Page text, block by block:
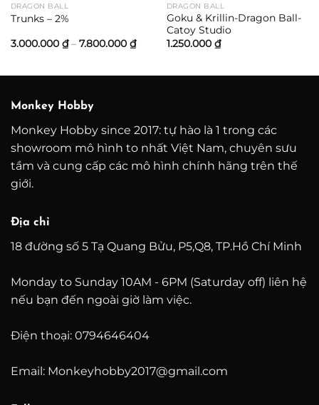
DRAGON BALL
Trunks – 2%
3.000.000 ₫ – 7.800.000 ₫Khoảng
giá:
DRAGON BALL
Goku & Krillin-Dragon Ball-
Catoy Studio
1.250.000 ₫
Monkey Hobby
Monkey Hobby since 2017: tự hào là 1 trong các
showroom mô hình to nhất Việt Nam, chuyên sưu
tầm và cung cấp các mô hình chính hãng trên thế
giới.
Địa chỉ
18 đường số 5 Tạ Quang Bửu, P5,Q8, TP.Hồ Chí Minh
Monday to Sunday 10AM - 6PM (Saturday off) liên hệ
nếu bạn đến ngoài giờ làm việc.
Điện thoại: 0794646404
Email: Monkeyhobby2017@gmail.com